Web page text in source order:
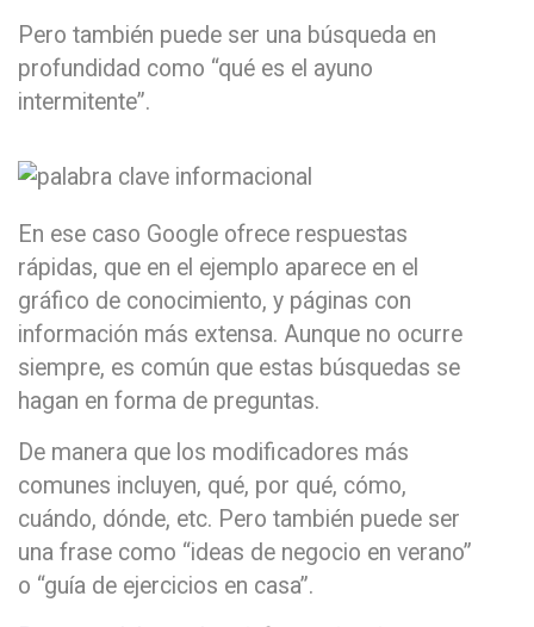
Pero también puede ser una búsqueda en
profundidad como “qué es el ayuno
intermitente”.
En ese caso Google ofrece respuestas
rápidas, que en el ejemplo aparece en el
gráfico de conocimiento, y páginas con
información más extensa. Aunque no ocurre
siempre, es común que estas búsquedas se
hagan en forma de preguntas.
De manera que los modificadores más
comunes incluyen, qué, por qué, cómo,
cuándo, dónde, etc. Pero también puede ser
una frase como “ideas de negocio en verano”
o “guía de ejercicios en casa”.